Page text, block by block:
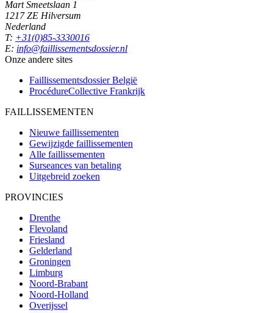
Mart Smeetslaan 1
1217 ZE Hilversum
Nederland
T: +31(0)85-3330016
E: info@faillissementsdossier.nl
Onze andere sites
Faillissementsdossier België
ProcédureCollective Frankrijk
FAILLISSEMENTEN
Nieuwe faillissementen
Gewijzigde faillissementen
Alle faillissementen
Surseances van betaling
Uitgebreid zoeken
PROVINCIES
Drenthe
Flevoland
Friesland
Gelderland
Groningen
Limburg
Noord-Brabant
Noord-Holland
Overijssel